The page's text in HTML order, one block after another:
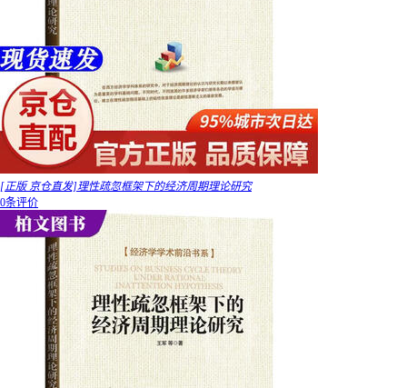
[正版 京仓直发]理性疏忽框架下的经济周期理论研究
0条评价